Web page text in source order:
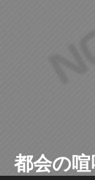
都会の喧